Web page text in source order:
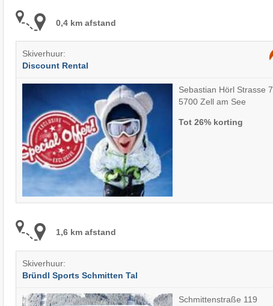
0,4 km afstand
Skiverhuur:
Discount Rental
Sebastian Hörl Strasse 7
5700 Zell am See
Tot 26% korting
1,6 km afstand
Skiverhuur:
Bründl Sports Schmitten Tal
Schmittenstraße 119